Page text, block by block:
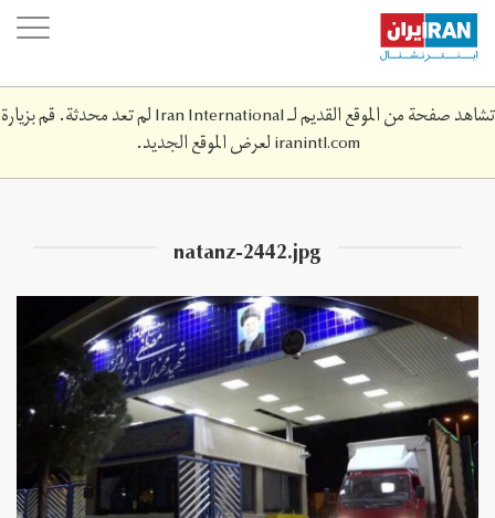
Skip
main
content
تشاهد صفحة من الموقع القديم لـ Iran International لم تعد محدثة. قم بزيارة
iranintl.comلعرض الموقع الجديد.
natanz-2442.jpg